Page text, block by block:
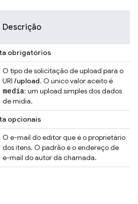
Descrição
obrigatórios
O tipo de solicitação de upload para o
URI /upload. O único valor aceito é
media: um upload simples dos dados
de mídia.
opcionais
O e-mail do editor que é o proprietário
dos itens. O padrão é o endereço de
e-mail do autor da chamada.